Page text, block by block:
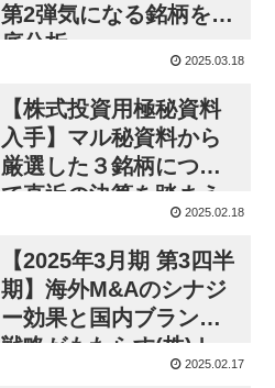
第2弾気になる銘柄を徹
底分析
2025.03.18
【株式投資用極秘資料
入手】マル秘資料から
厳選した３銘柄につい
て直近の決算を踏まえ
つつ今後の投資戦略な
どを詳しく解説
2025.02.18
【2025年3月期 第3四半
期】海外M&Aのシナジ
ー効果と国内ブランド
戦略がもたらす(株)ト
リドールホールディン
2025.02.17